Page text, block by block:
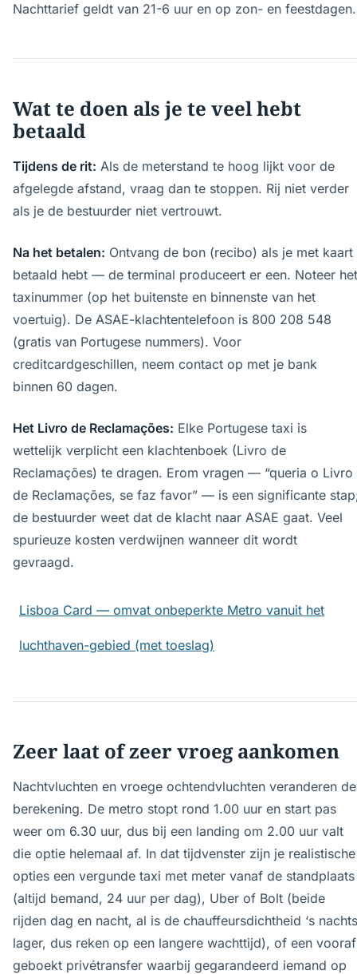
Nachttarief geldt van 21-6 uur en op zon- en feestdagen.
Wat te doen als je te veel hebt
betaald
Tijdens de rit: Als de meterstand te hoog lijkt voor de
afgelegde afstand, vraag dan te stoppen. Rij niet verder
als je de bestuurder niet vertrouwt.
Na het betalen: Ontvang de bon (recibo) als je met kaart
betaald hebt — de terminal produceert er een. Noteer het
taxinummer (op het buitenste en binnenste van het
voertuig). De ASAE-klachtentelefoon is 800 208 548
(gratis van Portugese nummers). Voor
creditcardgeschillen, neem contact op met je bank
binnen 60 dagen.
Het Livro de Reclamações: Elke Portugese taxi is
wettelijk verplicht een klachtenboek (Livro de
Reclamações) te dragen. Erom vragen — “queria o Livro
de Reclamações, se faz favor” — is een significante
de bestuurder weet dat de klacht naar ASAE gaat. Veel
spurieuze kosten verdwijnen wanneer dit wordt
gevraagd.
Lisboa Card — omvat onbeperkte Metro vanuit het
luchthaven-gebied (met toeslag)
Zeer laat of zeer vroeg aankomen
Nachtvluchten en vroege ochtendvluchten veranderen de
berekening. De metro stopt rond 1.00 uur en start pas
weer om 6.30 uur, dus bij een landing om 2.00 uur valt
die optie helemaal af. In dat tijdvenster zijn je realistische
opties een vergunde taxi met meter vanaf de standplaats
(altijd bemand, 24 uur per dag), Uber of Bolt (beide
rijden dag en nacht, al is de chauffeursdichtheid ‘s nachts
lager, dus reken op een langere wachttijd), of een vooraf
geboekt privétransfer waarbij gegarandeerd iemand op